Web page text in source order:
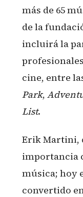
más de 65
de la
incluirá la
cine, entre
Park,
List.
Erik Martini,
importancia
música; hoy
convertido